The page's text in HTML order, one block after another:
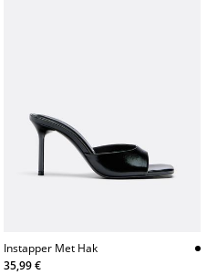
Instapper Met Hak
35,99 €